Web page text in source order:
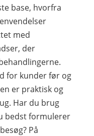
base, hvorfra
med
der
for kunder før og
er praktisk og
Har du brug
bedst formulerer
På